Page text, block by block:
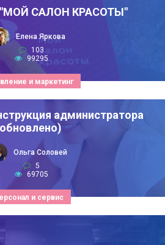
и маркетинг
"МОЙ САЛОН КРАСОТЫ"
Елена Яркова
103
99295
и сервис
администратора
Ольга Соловей
5
69705